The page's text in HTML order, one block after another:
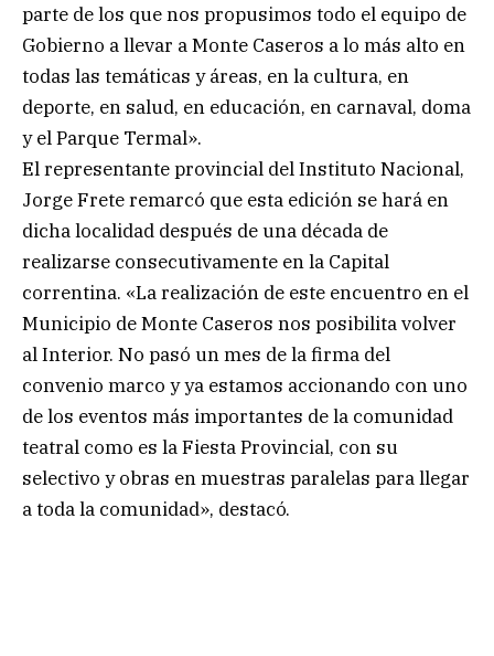
parte de los que nos propusimos todo el equipo de
Gobierno a llevar a Monte Caseros a lo más alto en
todas las temáticas y áreas, en la cultura, en
deporte, en salud, en educación, en carnaval, doma
y el Parque Termal».
El representante provincial del Instituto Nacional,
Jorge Frete remarcó que esta edición se hará en
dicha localidad después de una década de
realizarse consecutivamente en la Capital
correntina. «La realización de este encuentro en el
Municipio de Monte Caseros nos posibilita volver
al Interior. No pasó un mes de la firma del
convenio marco y ya estamos accionando con uno
de los eventos más importantes de la comunidad
teatral como es la Fiesta Provincial, con su
selectivo y obras en muestras paralelas para llegar
a toda la comunidad», destacó.